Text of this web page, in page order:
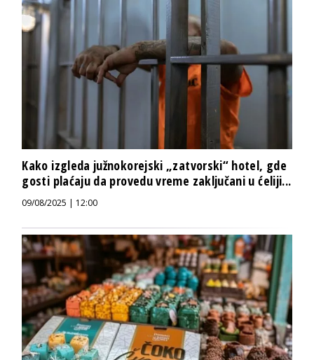
Kako izgleda južnokorejski „zatvorski“ hotel, gde
gosti plaćaju da provedu vreme zaključani u ćeliji...
09/08/2025 | 12:00